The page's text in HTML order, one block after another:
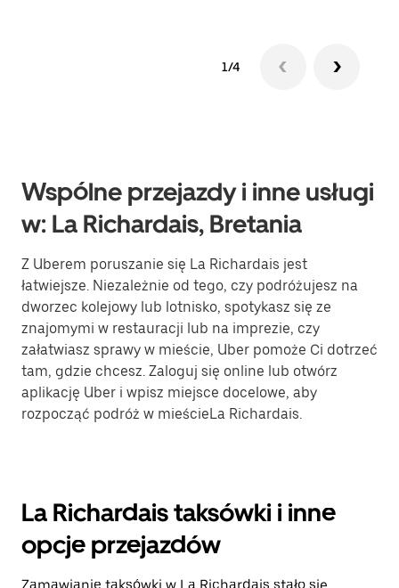
1/4
Wspólne przejazdy i inne usługi
w: La Richardais, Bretania
Z Uberem poruszanie się La Richardais jest
łatwiejsze. Niezależnie od tego, czy podróżujesz na
dworzec kolejowy lub lotnisko, spotykasz się ze
znajomymi w restauracji lub na imprezie, czy
załatwiasz sprawy w mieście, Uber pomoże Ci dotrzeć
tam, gdzie chcesz. Zaloguj się online lub otwórz
aplikację Uber i wpisz miejsce docelowe, aby
rozpocząć podróż w mieścieLa Richardais.
La Richardais taksówki i inne
opcje przejazdów